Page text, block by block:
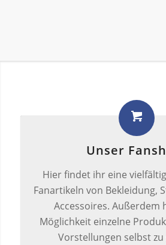
Unser
Hier findet ihr eine
Fanartikeln von Bekleidung,
Accessoires. Außerdem
Möglichkeit einzelne
Vorstellungen selbst